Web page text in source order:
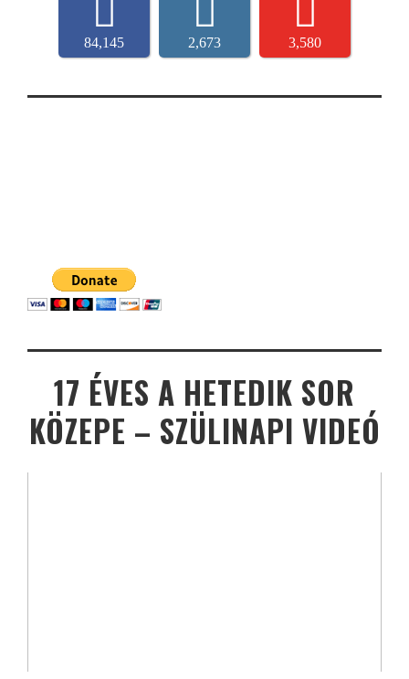
84,145 2,673 3,580
17 ÉVES A HETEDIK SOR
KÖZEPE – SZÜLINAPI VIDEÓ